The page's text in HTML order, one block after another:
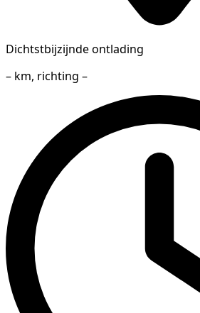
Dichtstbijzijnde ontlading
– km, richting –